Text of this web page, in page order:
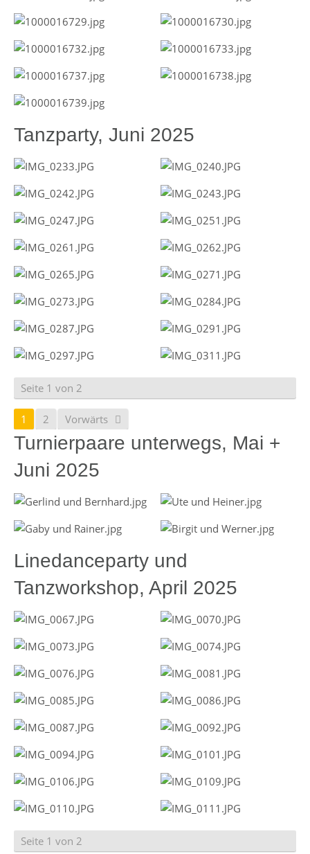
Tanzparty, Juni 2025
Seite 1 von 2
1 2 Vorwärts
Turnierpaare unterwegs, Mai +
Juni 2025
Linedanceparty und
Tanzworkshop, April 2025
Seite 1 von 2